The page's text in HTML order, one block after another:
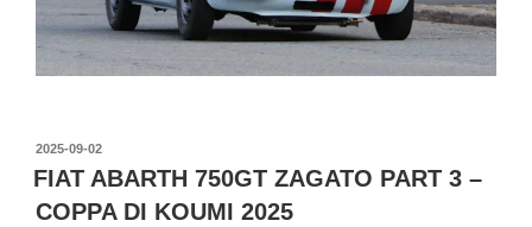
投
稿
日:
2025-09-02
FIAT ABARTH 750GT ZAGATO PART 3 –
COPPA DI KOUMI 2025